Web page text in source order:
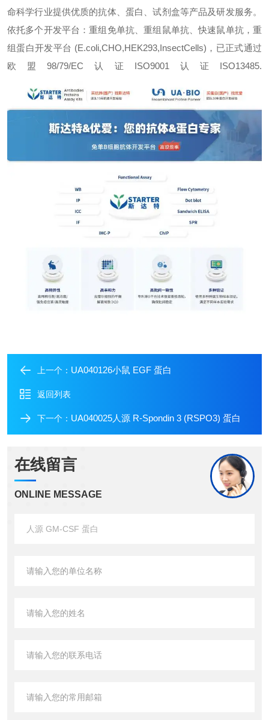
命科学行业提供优质的抗体、蛋白、试剂盒等产品及研发服务。
依托多个开发平台：重组免单抗、重组鼠单抗、快速鼠单抗，重
组蛋白开发平台 (E.coli,CHO,HEK293,InsectCells)，已正式通过
欧盟98/79/EC认证ISO9001认证ISO13485.
上一个： UA040126小鼠 EGF 蛋白
返回列表
下一个： UA040025人源 R-Spondin 3 (RSPO3) 蛋白
在线留言
ONLINE MESSAGE